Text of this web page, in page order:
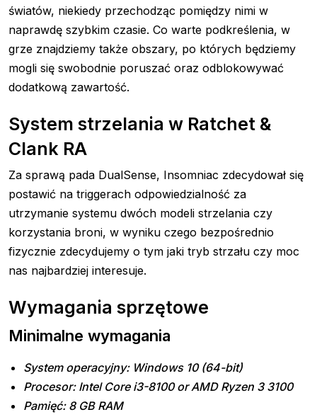
światów, niekiedy przechodząc pomiędzy nimi w
naprawdę szybkim czasie. Co warte podkreślenia, w
grze znajdziemy także obszary, po których będziemy
mogli się swobodnie poruszać oraz odblokowywać
dodatkową zawartość.
System strzelania w Ratchet &
Clank RA
Za sprawą pada DualSense, Insomniac zdecydował się
postawić na triggerach odpowiedzialność za
utrzymanie systemu dwóch modeli strzelania czy
korzystania broni, w wyniku czego bezpośrednio
fizycznie zdecydujemy o tym jaki tryb strzału czy moc
nas najbardziej interesuje.
Wymagania sprzętowe
Minimalne wymagania
System operacyjny: Windows 10 (64-bit)
Procesor: Intel Core i3-8100 or AMD Ryzen 3 3100
Pamięć: 8 GB RAM